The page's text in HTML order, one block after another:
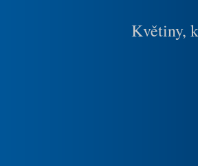
Květiny,